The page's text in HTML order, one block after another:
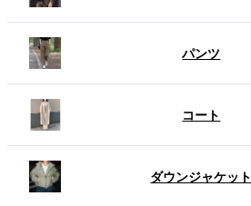
パンツ
コート
ダウンジャケット